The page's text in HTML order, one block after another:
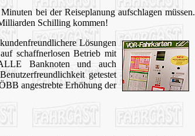
bei der Reiseplanung aufschlagen müssen.
Schilling kommen!
Lösungen
schaffnerlosen Betrieb mit
Banknoten und auch
getestet
angestrebte Erhöhung der